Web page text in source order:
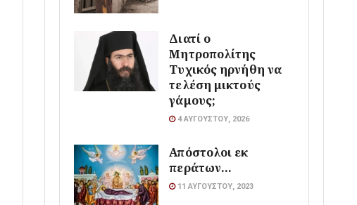
Διατί ο
Μητροπολίτης
Τυχικός ηρνήθη να
τελέση μικτούς
γάμους;
4 ΑΥΓΟΎΣΤΟΥ, 2026
Απόστολοι εκ
περάτων…
11 ΑΥΓΟΎΣΤΟΥ, 2023